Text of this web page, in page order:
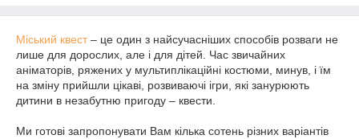
Міський квест– це один з найсучасніших способів розваги не
лише для дорослих, але і для дітей. Час звичайних
аніматорів, ряжених у мультиплікаційні костюми, минув, і їм
на зміну прийшли цікаві, розвиваючі ігри, які занурюють
дитини в незабутню пригоду – квести.
Ми готові запропонувати Вам кілька сотень різних варіантів